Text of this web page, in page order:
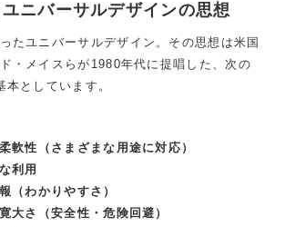
ニバーサルデザインの思想
たユニバーサルデザイン。その思想は米国
・メイスらが1980年代に提唱した、次の
本としています。
軟性（さまざまな用途に対応）
利用
（わかりやすさ）
大さ（安全性・危険回避）